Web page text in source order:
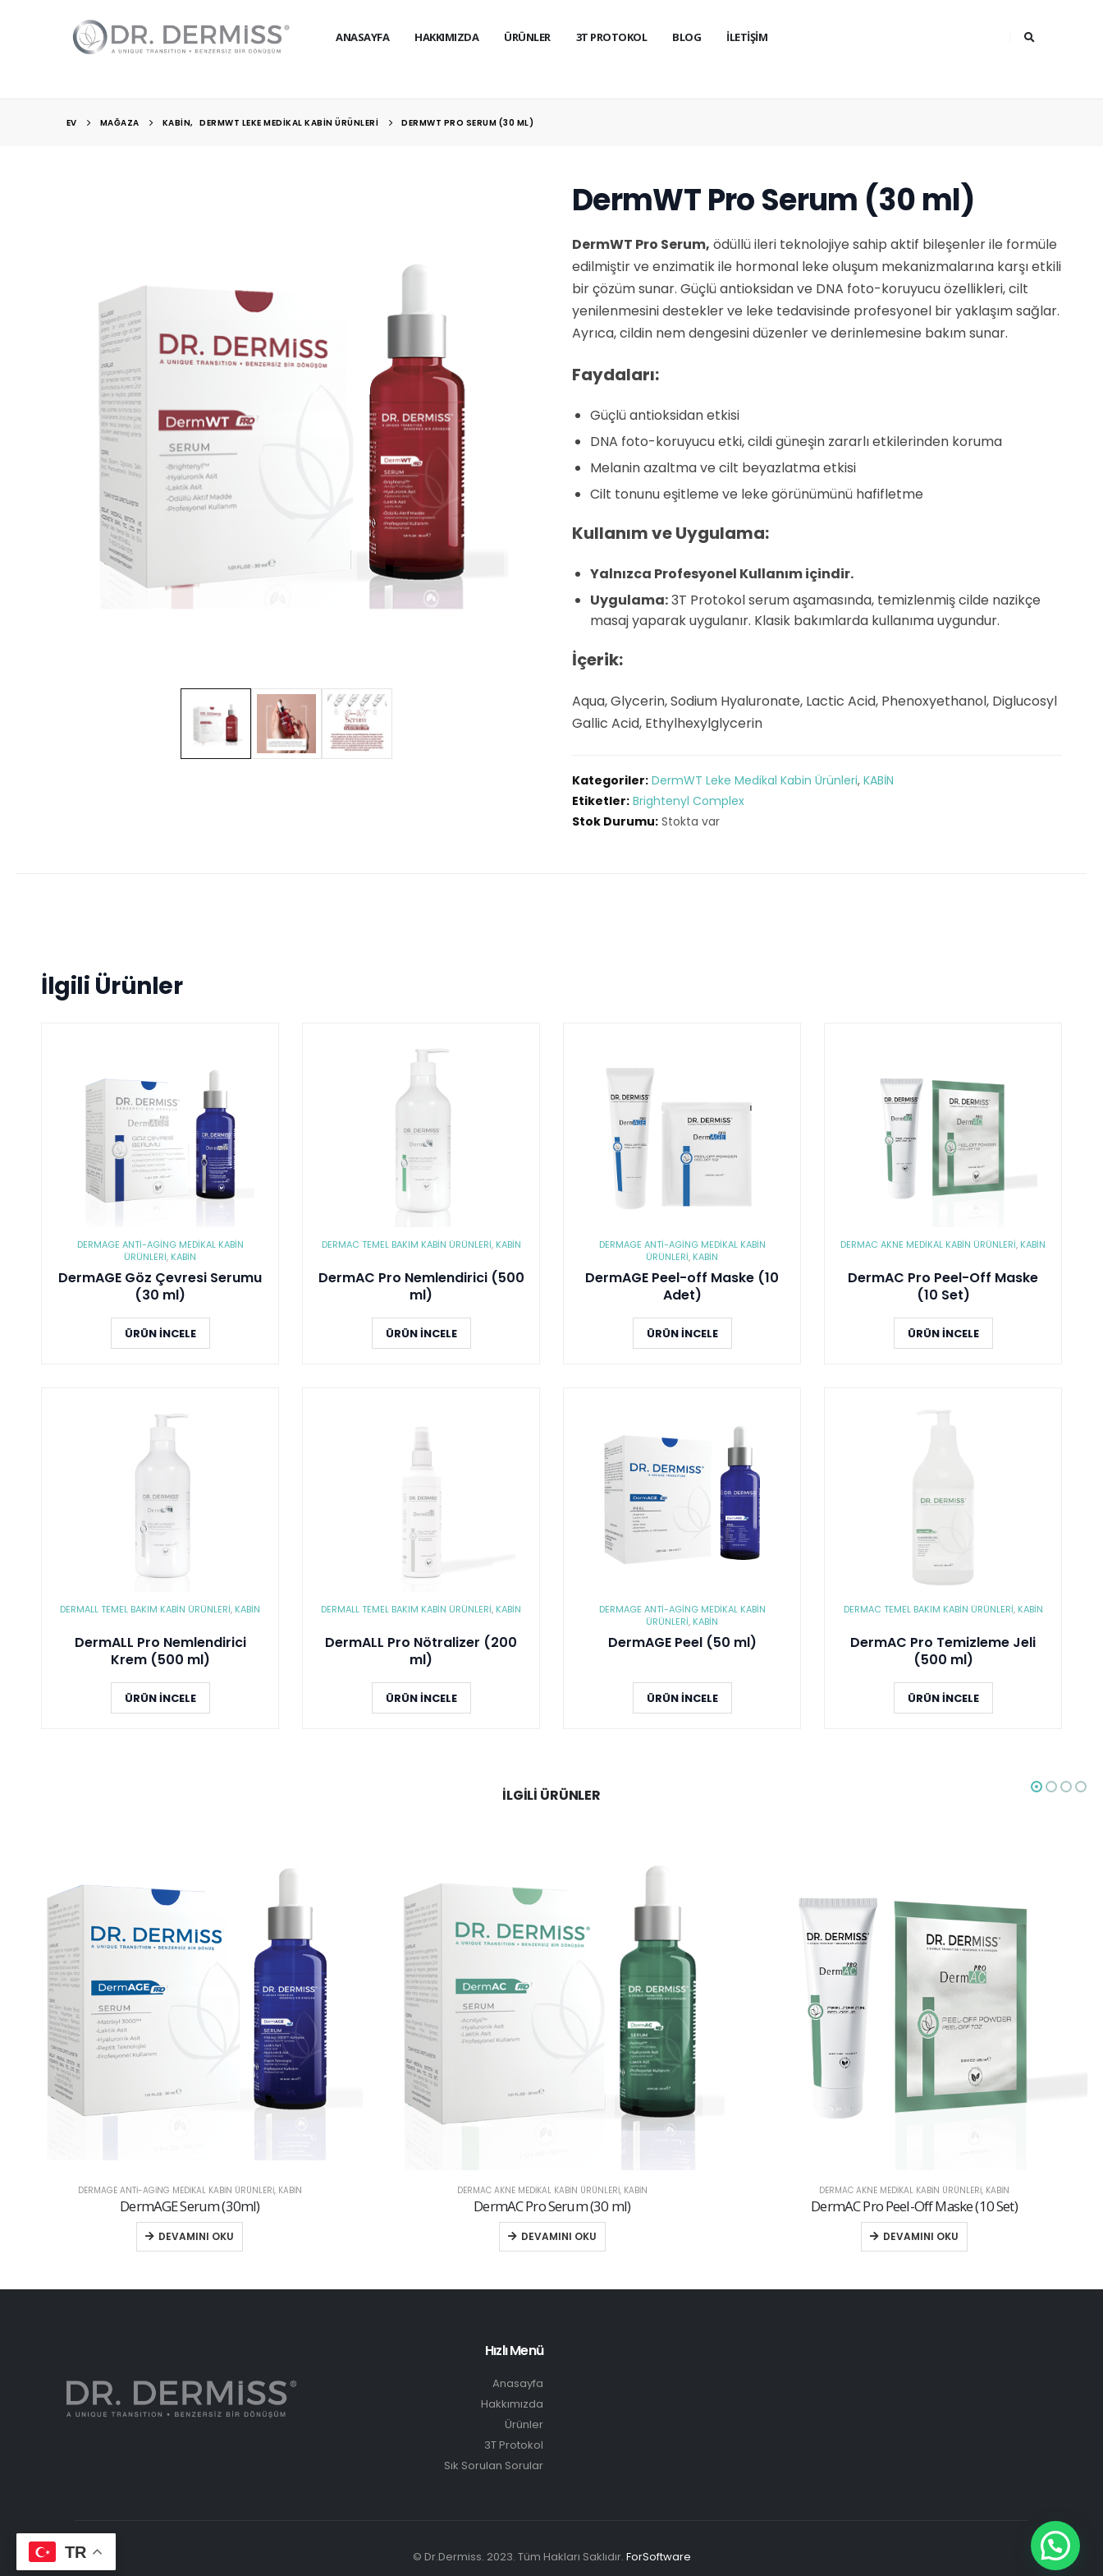
ANASAYFA HAKKIMIZDA ÜRÜNLER 3T PROTOKOL BLOG İLETIŞIM
EV MAĞAZA KABİN, DERMWT LEKE MEDIKAL KABIN ÜRÜNLERI DERMWT PRO SERUM (30 ML)
DermWT Pro Serum (30 ml)
DermWT Pro Serum, ödüllü ileri teknolojiye sahip aktif bileşenler ile formüle
edilmiştir ve enzimatik ile hormonal leke oluşum mekanizmalarına karşı etkili
bir çözüm sunar. Güçlü antioksidan ve DNA foto-koruyucu özellikleri, cilt
yenilenmesini destekler ve leke tedavisinde profesyonel bir yaklaşım sağlar.
Ayrıca, cildin nem dengesini düzenler ve derinlemesine bakım sunar.
Faydaları:
Güçlü antioksidan etkisi
DNA foto-koruyucu etki, cildi güneşin zararlı etkilerinden koruma
Melanin azaltma ve cilt beyazlatma etkisi
Cilt tonunu eşitleme ve leke görünümünü hafifletme
Kullanım ve Uygulama:
Yalnızca Profesyonel Kullanım içindir.
Uygulama:3T Protokol serum aşamasında, temizlenmiş cilde nazikçe
masaj yaparak uygulanır. Klasik bakımlarda kullanıma uygundur.
İçerik:
Aqua, Glycerin, Sodium Hyaluronate, Lactic Acid, Phenoxyethanol, Diglucosyl
Gallic Acid, Ethylhexylglycerin
Kategoriler: DermWT Leke Medikal Kabin Ürünleri, KABİN
Etiketler: Brightenyl Complex
Stok Durumu: Stokta var
İlgili Ürünler
DERMAGE ANTI-AGING MEDIKAL KABIN
ÜRÜNLERI, KABİN
DermAGE Göz Çevresi Serumu
(30 ml)
ÜRÜN İNCELE
DERMAC TEMEL BAKIM KABIN ÜRÜNLERI, KABİN
DermAC Pro Nemlendirici (500
ml)
ÜRÜN İNCELE
DERMAGE ANTI-AGING MEDIKAL KABIN
ÜRÜNLERI, KABİN
DermAGE Peel-off Maske (10
Adet)
ÜRÜN İNCELE
DERMAC AKNE MEDIKAL KABIN ÜRÜNLERI, KABİN
DermAC Pro Peel-Off Maske
(10 Set)
ÜRÜN İNCELE
DERMALL TEMEL BAKIM KABIN ÜRÜNLERI, KABİN
DermALL Pro Nemlendirici
Krem (500 ml)
ÜRÜN İNCELE
DERMALL TEMEL BAKIM KABIN ÜRÜNLERI, KABİN
DermALL Pro Nötralizer (200
ml)
ÜRÜN İNCELE
DERMAGE ANTI-AGING MEDIKAL KABIN
ÜRÜNLERI, KABİN
DermAGE Peel (50 ml)
ÜRÜN İNCELE
DERMAC TEMEL BAKIM KABIN ÜRÜNLERI, KABİN
DermAC Pro Temizleme Jeli
(500 ml)
ÜRÜN İNCELE
İLGILI ÜRÜNLER
DERMAC AKNE MEDIKAL KABIN ÜRÜNLERI,KABİN
DermAC Pro Serum (30 ml)
DEVAMINI OKU
DERMAC AKNE MEDIKAL KABIN ÜRÜNLERI, KABİN
DermAC Pro Peel-Off Maske (10 Set)
DEVAMINI OKU
DERMALL TEMEL BAKIM KABIN ÜRÜNLERI, KABİN
DermALL Pro Temizleme Jeli (500 ml)
DEVAMINI OKU
Hızlı Menü
Anasayfa
Hakkımızda
Ürünler
3T Protokol
Sık Sorulan Sorular
© Dr.Dermiss. 2023. Tüm Hakları Saklıdır. ForSoftware
TR